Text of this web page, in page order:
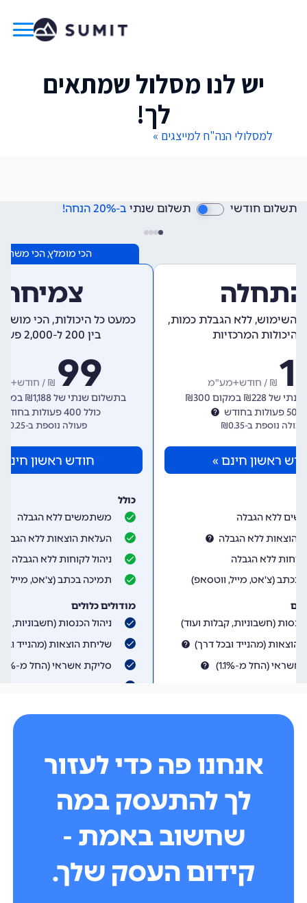
יש לנו מסלול שמתאים
לך!
למסלולי הנה"ח למייצגים »
אנחנו פה כדי לעזור
לך להתעסק במה
שחשוב באמת -
קידום העסק שלך.